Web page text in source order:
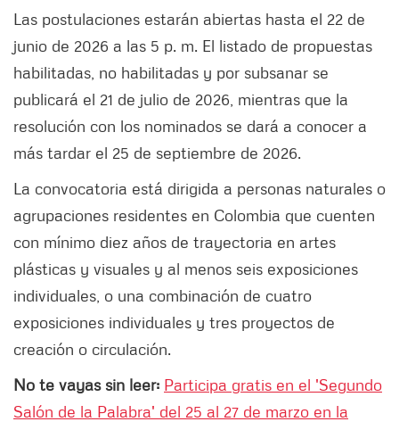
Las postulaciones estarán abiertas hasta el 22 de
junio de 2026 a las 5 p. m. El listado de propuestas
habilitadas, no habilitadas y por subsanar se
publicará el 21 de julio de 2026, mientras que la
resolución con los nominados se dará a conocer a
más tardar el 25 de septiembre de 2026.
La convocatoria está dirigida a personas naturales o
agrupaciones residentes en Colombia que cuenten
con mínimo diez años de trayectoria en artes
plásticas y visuales y al menos seis exposiciones
individuales, o una combinación de cuatro
exposiciones individuales y tres proyectos de
creación o circulación.
No te vayas sin leer: Participa gratis en el 'Segundo
Salón de la Palabra' del 25 al 27 de marzo en la